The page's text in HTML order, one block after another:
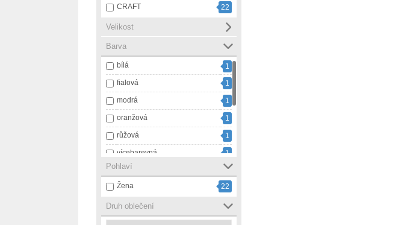
CRAFT 22
Velikost
Barva
bílá
1
fialová
1
modrá
1
oranžová
1
růžová
1
vícebarevná
1
černá
8
černá s bílou
3
černá s růžovou
1
Pohlaví
Žena 22
Druh oblečení